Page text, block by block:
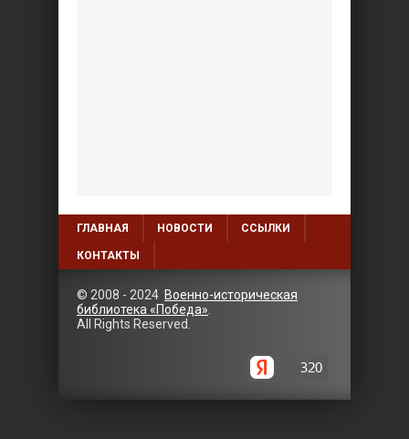
ГЛАВНАЯ НОВОСТИ ССЫЛКИ
КОНТАКТЫ
© 2008 - 2024 Военно-историческая
библиотека «Победа»
All Rights Reserved.